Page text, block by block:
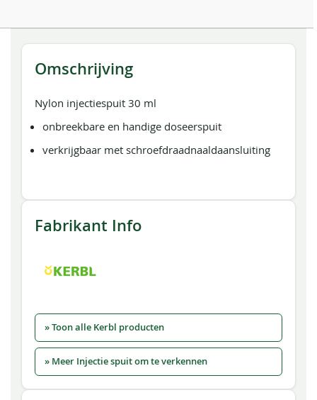
Omschrijving
Nylon injectiespuit 30 ml
onbreekbare en handige doseerspuit
verkrijgbaar met schroefdraadnaaldaansluiting
Fabrikant Info
» Toon alle Kerbl producten
» Meer Injectie spuit om te verkennen